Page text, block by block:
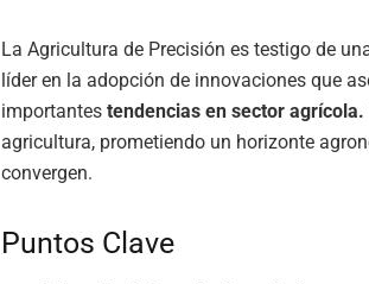
La Agricultura de Precisión es testigo de
líder en la adopción de innovaciones que
importantes tendencias en sector agrícola.
agricultura, prometiendo un horizonte
convergen.
Puntos Clave